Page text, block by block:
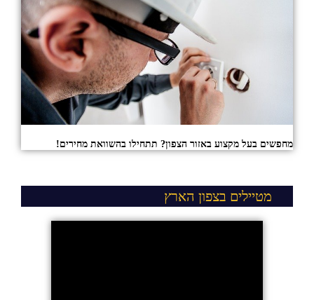
מחפשים בעל מקצוע באזור הצפון? תתחילו בהשוואת מחירים!
מטיילים בצפון הארץ